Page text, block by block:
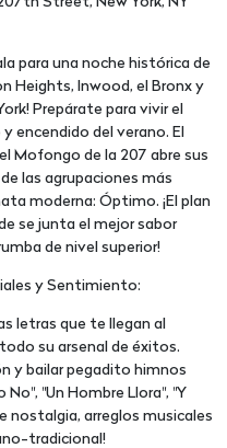
para una noche histórica de
Heights, Inwood, el Bronx y
Prepárate para vivir el
encendido del verano. El
Mofongo de la 207 abre sus
las agrupaciones más
moderna: Óptimo. ¡El plan
se junta el mejor sabor
de nivel superior!
y Sentimiento:
letras que te llegan al
su arsenal de éxitos.
y bailar pegadito himnos
"Un Hombre Llora", "Y
nostalgia, arreglos musicales
tradicional!